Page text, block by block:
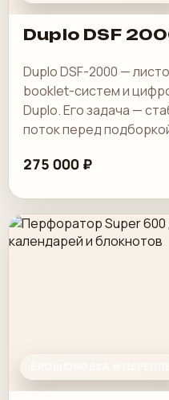
Duplo DSF
Duplo DSF-2000 —
booklet-систем и
Duplo. Его задача —
поток перед
275 000 ₽